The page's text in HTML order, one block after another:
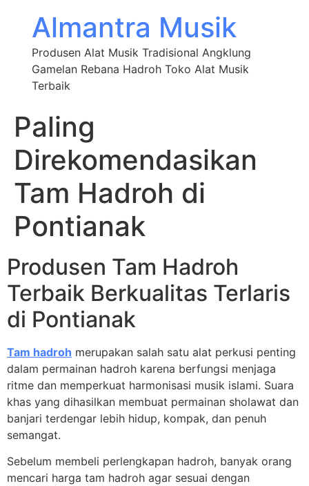
Almantra Musik
Produsen Alat Musik Tradisional Angklung
Gamelan Rebana Hadroh Toko Alat Musik
Terbaik
Paling
Direkomendasikan
Tam Hadroh di
Pontianak
Produsen Tam Hadroh
Terbaik Berkualitas Terlaris
di Pontianak
Tam hadroh merupakan salah satu alat perkusi penting
dalam permainan hadroh karena berfungsi menjaga
ritme dan memperkuat harmonisasi musik islami. Suara
khas yang dihasilkan membuat permainan sholawat dan
banjari terdengar lebih hidup, kompak, dan penuh
semangat.
Sebelum membeli perlengkapan hadroh, banyak orang
mencari harga tam hadroh agar sesuai dengan